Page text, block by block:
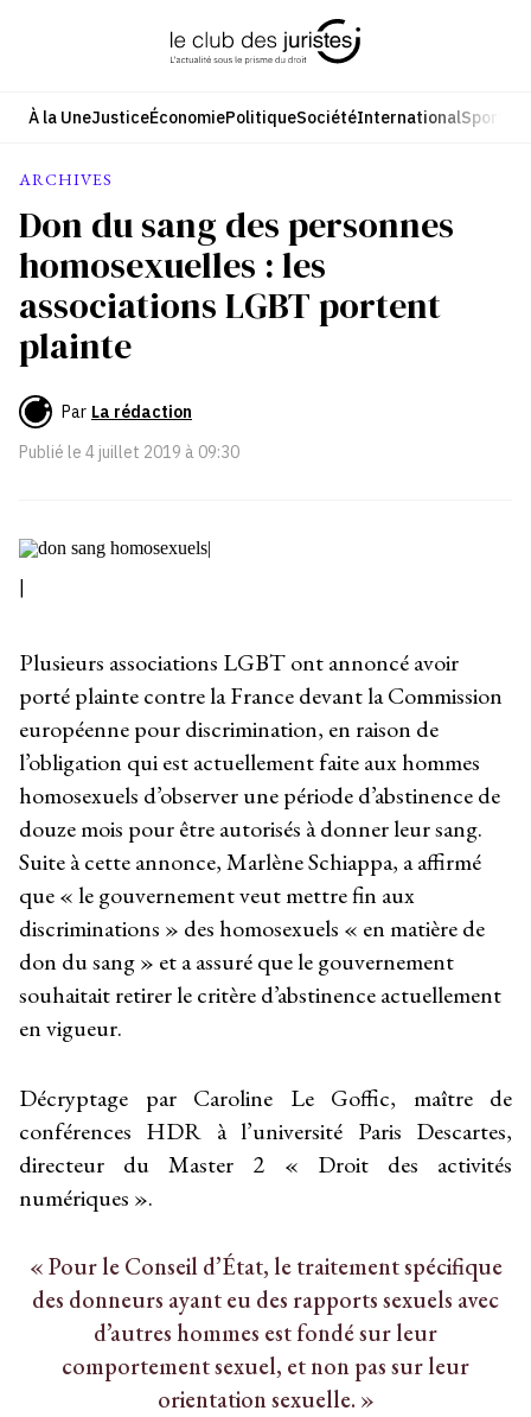
À la UneJusticeÉconomiePolitiqueSociétéInternationalSport
ARCHIVES
Don du sang des personnes
homosexuelles : les
associations LGBT portent
plainte
Par La rédaction
Publié le 4 juillet 2019 à 09:30
Plusieurs associations LGBT ont annoncé avoir
porté plainte contre la France devant la Commission
européenne pour discrimination, en raison de
l’obligation qui est actuellement faite aux hommes
homosexuels d’observer une période d’abstinence de
douze mois pour être autorisés à donner leur sang.
Suite à cette annonce, Marlène Schiappa, a affirmé
que « le gouvernement veut mettre fin aux
discriminations » des homosexuels « en matière de
don du sang » et a assuré que le gouvernement
souhaitait retirer le critère d’abstinence actuellement
en vigueur.
Décryptage par Caroline Le Goffic, maître de
conférences HDR à l’université Paris Descartes,
directeur du Master 2 « Droit des activités
numériques ».
« Pour le Conseil d’État, le traitement spécifique
des donneurs ayant eu des rapports sexuels avec
d’autres hommes est fondé sur leur
comportement sexuel, et non pas sur leur
orientation sexuelle. »